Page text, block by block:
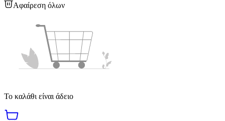
Αφαίρεση όλων
Το καλάθι είναι άδειο